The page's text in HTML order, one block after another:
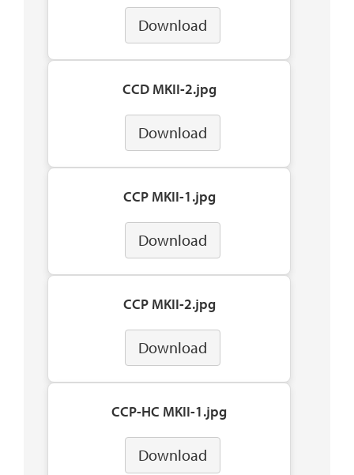
Download
CCD MKII-2.jpg
Download
CCP MKII-1.jpg
Download
CCP MKII-2.jpg
Download
CCP-HC MKII-1.jpg
Download